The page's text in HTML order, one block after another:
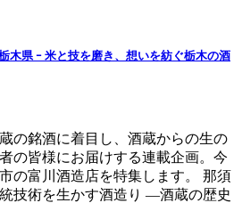
栃木県 ｰ 米と技を磨き、想いを紡ぐ栃木の酒
の銘酒に着目し、酒蔵からの生の
の皆様にお届けする連載企画。今
の富川酒造店を特集します。 那須
技術を生かす酒造り ―酒蔵の歴史